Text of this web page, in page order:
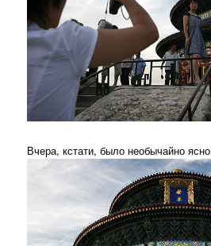
Вчера, кстати, было необычайно